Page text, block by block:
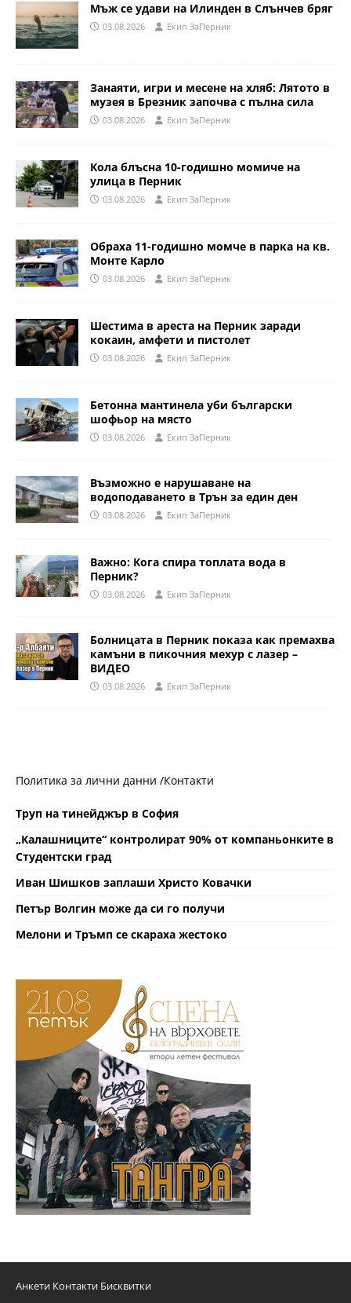
Мъж се удави на Илинден в Слънчев бряг
03.08.2026 Eкип ЗаПерник
Занаяти, игри и месене на хляб: Лятото в
музея в Брезник започва с пълна сила
03.08.2026 Eкип ЗаПерник
Кола блъсна 10-годишно момиче на
улица в Перник
03.08.2026 Eкип ЗаПерник
Обраха 11-годишно момче в парка на кв.
Монте Карло
03.08.2026 Eкип ЗаПерник
Шестима в ареста на Перник заради
кокаин, амфети и пистолет
03.08.2026 Eкип ЗаПерник
Бетонна мантинела уби български
шофьор на място
03.08.2026 Eкип ЗаПерник
Възможно е нарушаване на
водоподаването в Трън за един ден
03.08.2026 Eкип ЗаПерник
Важно: Кога спира топлата вода в
Перник?
03.08.2026 Eкип ЗаПерник
Болницата в Перник показа как премахва
камъни в пикочния мехур с лазер –
ВИДЕО
03.08.2026 Eкип ЗаПерник
Политика за лични данни /Контакти
Труп на тинейджър в София
„Калашниците“ контролират 90% от компаньонките в
Студентски град
Иван Шишков заплаши Христо Ковачки
Петър Волгин може да си го получи
Мелони и Тръмп се скараха жестоко
Анкети Контакти Бисквитки